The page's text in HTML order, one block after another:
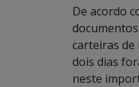
De acordo
carteiras de
dois dias
neste